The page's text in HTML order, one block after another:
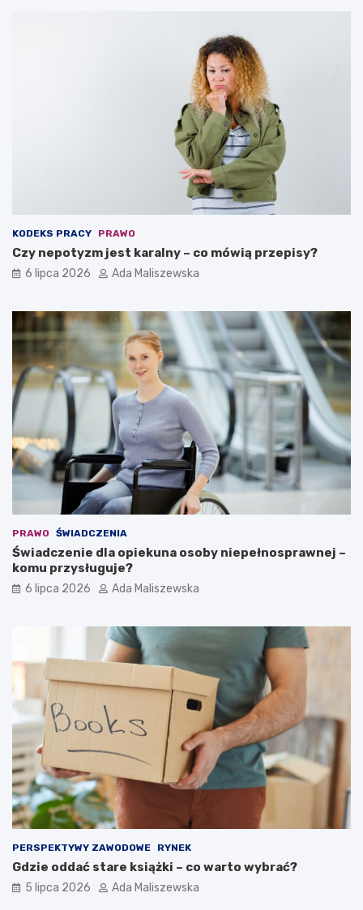
KODEKS PRACY PRAWO
Czy nepotyzm jest karalny – co mówią przepisy?
6 lipca 2026 Ada Maliszewska
PRAWO ŚWIADCZENIA
Świadczenie dla opiekuna osoby niepełnosprawnej –
komu przysługuje?
6 lipca 2026 Ada Maliszewska
PERSPEKTYWY ZAWODOWE RYNEK
Gdzie oddać stare książki – co warto wybrać?
5 lipca 2026 Ada Maliszewska